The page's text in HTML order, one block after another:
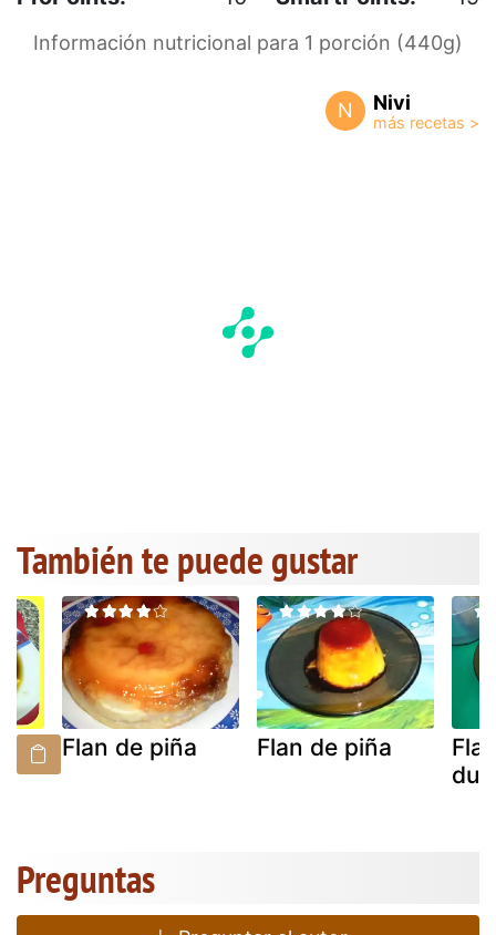
Información nutricional para 1 porción (440g)
N Nivi
También te puede gustar
Flan de piña Flan de piña
Preguntas